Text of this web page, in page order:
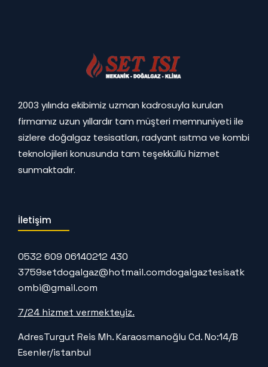
2003 yılında ekibimiz uzman kadrosuyla kurulan
firmamız uzun yıllardır tam müşteri memnuniyeti ile
sizlere doğalgaz tesisatları, radyant ısıtma ve kombi
teknolojileri konusunda tam teşekküllü hizmet
sunmaktadır.
İletişim
0532 609 06140212 430
3759setdogalgaz@hotmail.comdogalgaztesisatk
ombi@gmail.com
7/24 hizmet vermekteyiz.
AdresTurgut Reis Mh. Karaosmanoğlu Cd. No:14/B
Esenler/istanbul